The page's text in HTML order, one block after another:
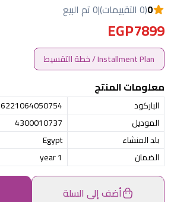
0(0 التقييمات) |0 تم البيع
EGP7899
Installment Plan / خطة التقسيط
معلومات المنتج
الباركود
6221064050754
الموديل
4300010737
بلد المنشاء
Egypt
الضمان
1 year
أضف إلى السلة